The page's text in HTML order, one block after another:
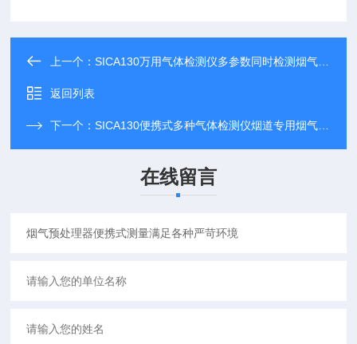
上一个：SICA130万用气体检测仪多参数同时检测烟气分析仪
返回列表
下一个：SICA130便携式多种气体检测仪烟道专用烟气分析仪
在线留言